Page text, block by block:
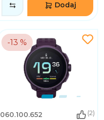
Dodaj
-13 %
060.100.652 (2)